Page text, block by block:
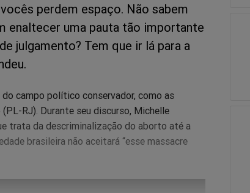
perdem espaço. Não sabem
enaltecer uma pauta tão importante
julgamento? Tem que ir lá para a
campo político conservador, como as
RJ). Durante seu discurso, Michelle
trata da descriminalização do aborto até a
brasileira não aceitará “esse massacre